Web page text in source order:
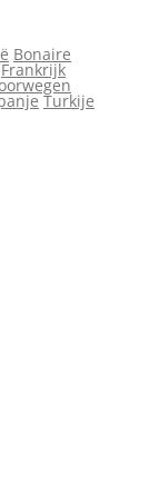
Bonaire
Frankrijk
Turkije